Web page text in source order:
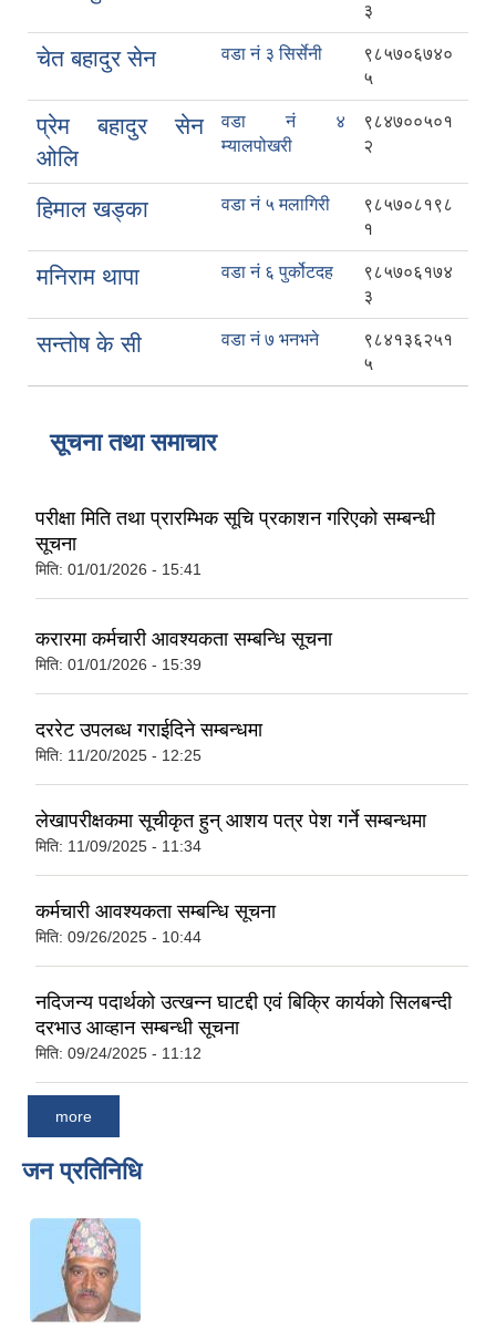
३
चेत बहादुर सेन वडा नं ३ सिर्सेनी
९८५७०६७४०
५
प्रेम बहादुर सेन
ओलि
वडा नं ४
म्यालपोखरी
९८४७००५०१
२
हिमाल खड्का वडा नं ५ मलागिरी
९८५७०८१९८
१
मनिराम थापा वडा नं ६ पुर्कोटदह
९८५७०६१७४
३
सन्तोष के सी वडा नं ७ भनभने
९८४१३६२५१
५
सूचना तथा समाचार
परीक्षा मिति तथा प्रारम्भिक सूचि प्रकाशन गरिएको सम्बन्धी
सूचना
मिति: 01/01/2026 - 15:41
करारमा कर्मचारी आवश्यकता सम्बन्धि सूचना
मिति: 01/01/2026 - 15:39
दररेट उपलब्ध गराईदिने सम्बन्धमा
मिति: 11/20/2025 - 12:25
लेखापरीक्षकमा सूचीकृत हुन् आशय पत्र पेश गर्ने सम्बन्धमा
मिति: 11/09/2025 - 11:34
कर्मचारी आवश्यकता सम्बन्धि सूचना
मिति: 09/26/2025 - 10:44
नदिजन्य पदार्थको उत्खन्न घाटद्दी एवं बिक्रि कार्यको सिलबन्दी
दरभाउ आव्हान सम्बन्धी सूचना
मिति: 09/24/2025 - 11:12
more
जन प्रतिनिधि